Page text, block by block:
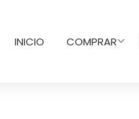
INICIO COMPRAR